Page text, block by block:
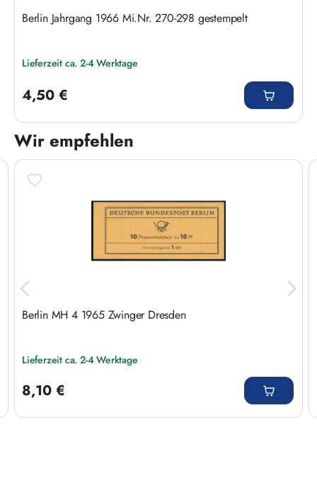
Berlin Jahrgang 1966 Mi.Nr. 270-298 gestempelt
Lieferzeit ca. 2-4 Werktage
4,50 €
Wir empfehlen
Produktgalerie überspringen
Berlin MH 4 1965 Zwinger Dresden
Lieferzeit ca. 2-4 Werktage
8,10 €